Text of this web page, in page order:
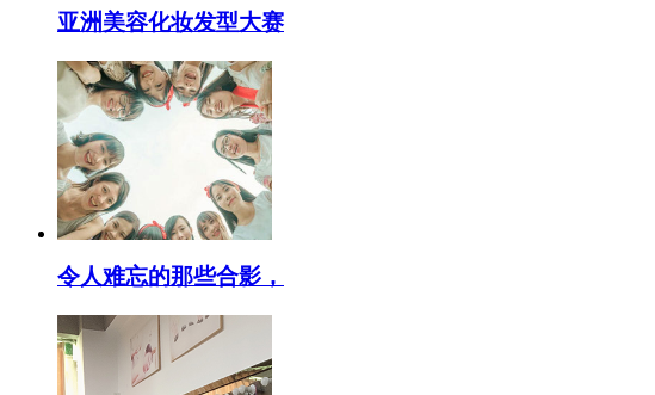
亚洲美容化妆发型大赛
令人难忘的那些合影，